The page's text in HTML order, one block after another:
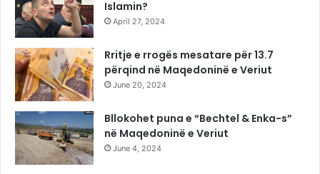
Islamin?
April 27, 2024
Rritje e rrogës mesatare për 13.7
përqind në Maqedoninë e Veriut
June 20, 2024
Bllokohet puna e “Bechtel & Enka-s”
në Maqedoninë e Veriut
June 4, 2024